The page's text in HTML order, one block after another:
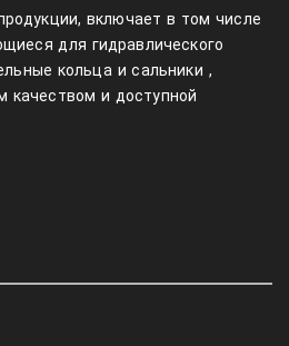
включает в том числе
для гидравлического
кольца и сальники ,
и доступной